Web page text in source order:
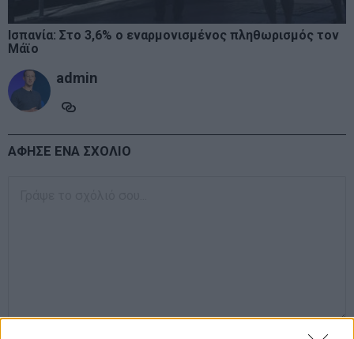
Ισπανία: Στο 3,6% ο εναρμονισμένος πληθωρισμός τον
Μάϊο
admin
ΑΦΗΣΕ ΕΝΑ ΣΧΟΛΙΟ